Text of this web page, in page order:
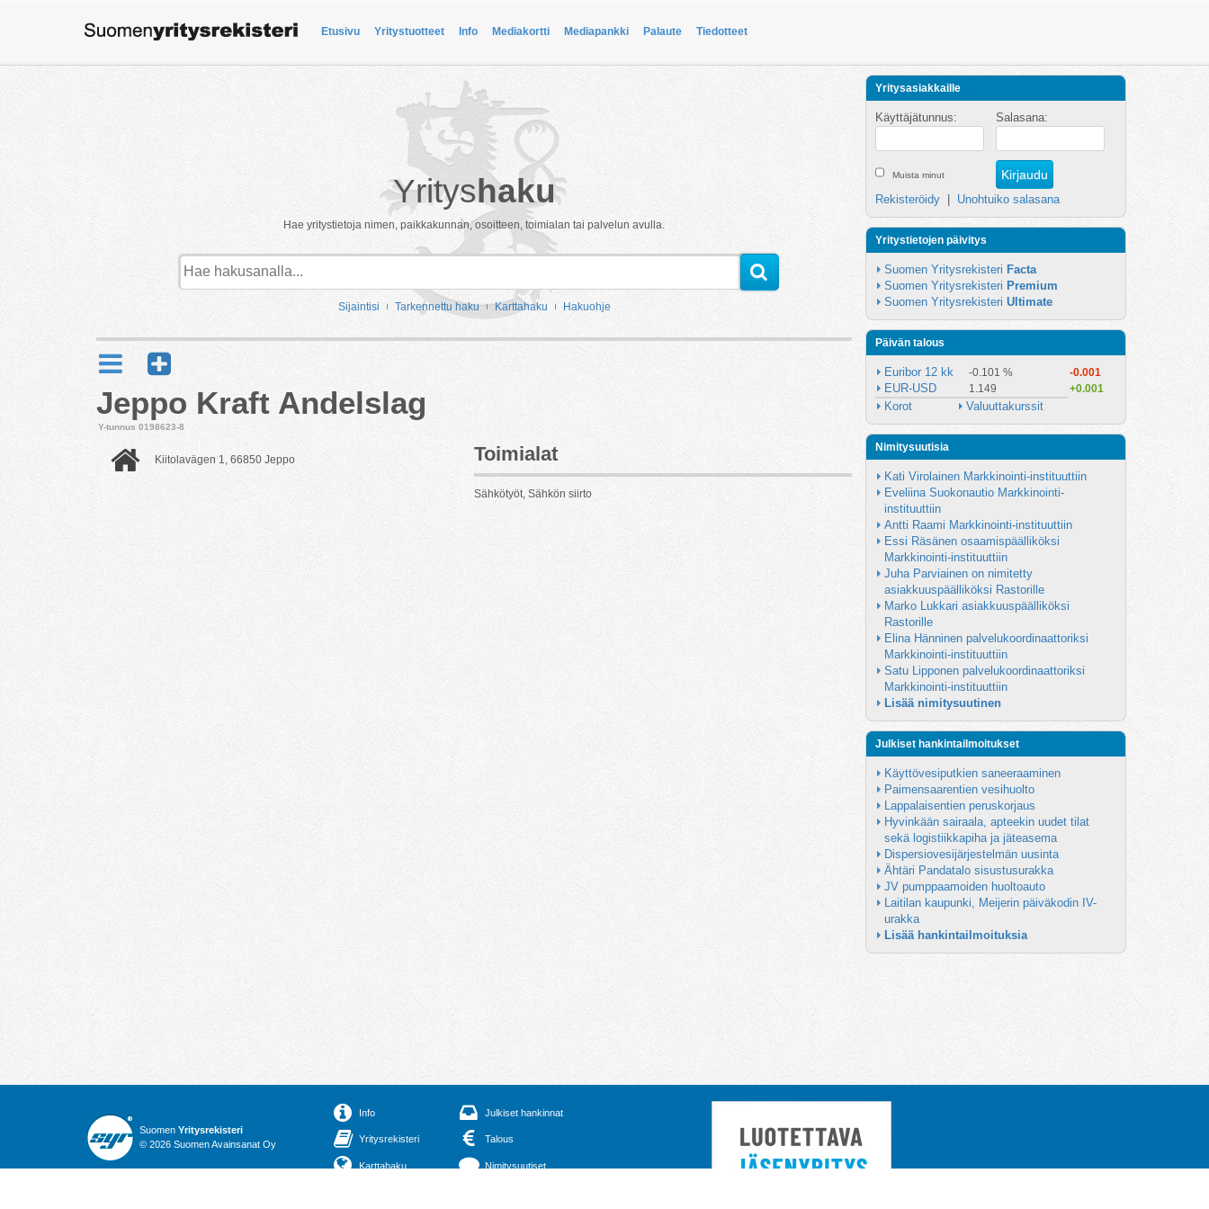
Etusivu Yritystuotteet Info Mediakortti Mediapankki Palaute Tiedotteet
Yrityshaku
Hae yritystietoja nimen, paikkakunnan, osoitteen, toimialan tai palvelun avulla.
Sijaintisi Tarkennettu haku Karttahaku Hakuohje
Jeppo Kraft Andelslag
Y-tunnus 0198623-8
Kiitolavägen 1, 66850 Jeppo Toimialat
Sähkötyöt, Sähkön siirto
Yritysasiakkaille
Käyttäjätunnus: Salasana:
Muista minut
Rekisteröidy Unohtuiko salasana
Yritystietojen päivitys
Suomen Yritysrekisteri Facta
Suomen Yritysrekisteri Premium
Suomen Yritysrekisteri Ultimate
Päivän talous
Euribor 12 kk -0.101 % -0.001
EUR-USD 1.149 +0.001
Korot Valuuttakurssit
Nimitysuutisia
Kati Virolainen Markkinointi-instituuttiin
Eveliina Suokonautio Markkinointi-
instituuttiin
Antti Raami Markkinointi-instituuttiin
Essi Räsänen osaamispäälliköksi
Markkinointi-instituuttiin
Juha Parviainen on nimitetty
asiakkuuspäälliköksi Rastorille
Marko Lukkari asiakkuuspäälliköksi
Rastorille
Elina Hänninen palvelukoordinaattoriksi
Markkinointi-instituuttiin
Satu Lipponen palvelukoordinaattoriksi
Markkinointi-instituuttiin
Lisää nimitysuutinen
Julkiset hankintailmoitukset
Käyttövesiputkien saneeraaminen
Paimensaarentien vesihuolto
Lappalaisentien peruskorjaus
Hyvinkään sairaala, apteekin uudet tilat
sekä logistiikkapiha ja jäteasema
Dispersiovesijärjestelmän uusinta
Ähtäri Pandatalo sisustusurakka
JV pumppaamoiden huoltoauto
Laitilan kaupunki, Meijerin päiväkodin IV-
urakka
Lisää hankintailmoituksia
Suomen Yritysrekisteri
© 2026 Suomen Avainsanat Oy
Info
Yritysrekisteri
Karttahaku
Julkiset hankinnat
Talous
Nimitysuutiset